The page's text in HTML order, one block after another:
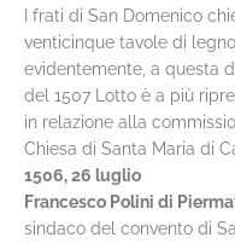
I frati di San Domenico
venticinque tavole di
evidentemente, a questa
del 1507 Lotto è a più
in relazione alla
Chiesa di Santa Maria di
1506, 26 luglio
Francesco Polini di
sindaco del convento di